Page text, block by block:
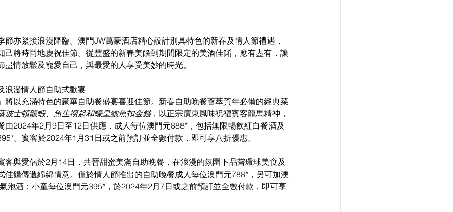
節亦緊接浪漫降臨。澳門JW萬豪酒店精心設計別具特色的新春及情人節禮遇，
己將時尚地慶祝佳節。從豐盛的新春美饌到期間限定的美酒佳餚，應有盡有，讓
情放鬆及寵愛自己，與最愛的人享受美妙的時光。
浪漫情人節自助式歡宴
將以充滿特色的豪華自助餐盛宴喜迎佳節。新春自助晚餐薈萃賀年必備的經典菜
波士頓龍蝦、魚生撈起和蠔皇鮑魚扣金錢，以正宗廣東風味祝福賓客龍馬精神，
由2024年2月9日至12日供應，成人每位澳門元888*，包括無限暢飲紅白餐酒及
。賓客於2024年1月31日或之前預訂並全數付款，即可享八折優惠。
客與愛侶於2月14日，共晉甜蜜美滿自助晚餐，在浪漫的氛圍下品嘗環球美食及
佳餚傳遞綿綿情意。僅於情人節推出的自助晚餐成人每位澳門元788*，另可加澳
泡酒；小童每位澳門元395*，於2024年2月7日或之前預訂並全數付款，即可享